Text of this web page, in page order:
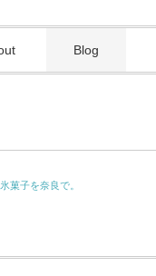
Blog
菓子を奈良で。